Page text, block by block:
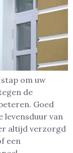
om uw
de
Goed
levensduur van
altijd verzorgd
een